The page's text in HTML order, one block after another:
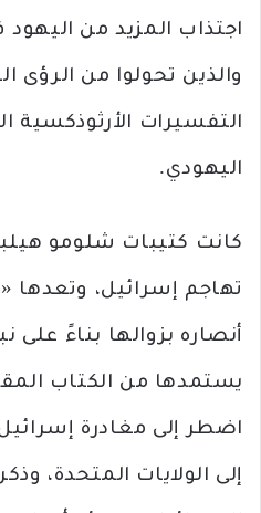
اجتذاب المزيد من
والذين تحولوا من الرؤى
التفسيرات الأرثوذكسية
اليهودي.
كانت كتيبات شلومو
تهاجم إسرائيل، وتعدها
أنصاره بزوالها بناءً على
اضطر إلى مغادرة
إلى الولايات المتحدة،